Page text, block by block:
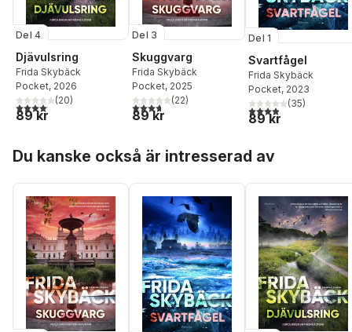
Del 4
Djävulsring
Frida Skybäck
Pocket, 2026
4,1utav 5 stjärnor. Totalt antal röster:
(20)
89 kr
Del 3
Skuggvarg
Frida Skybäck
Pocket, 2025
3,7utav 5 stjärnor. Totalt antal röster:
(22)
89 kr
Del 1
Svartfågel
Frida Skybäck
Pocket, 2023
3,9utav 5 stjärnor.
(35)
89 kr
Du kanske också är intresserad av